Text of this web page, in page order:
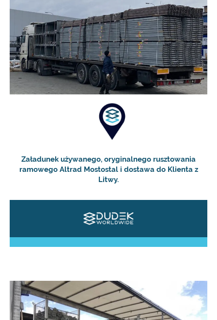
Załadunek używanego, oryginalnego rusztowania
ramowego Altrad Mostostal i dostawa do Klienta z
Litwy.